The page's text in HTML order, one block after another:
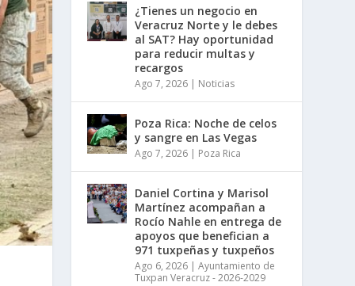
¿Tienes un negocio en
Veracruz Norte y le debes
al SAT? Hay oportunidad
para reducir multas y
recargos
Ago 7, 2026 | Noticias
Poza Rica: Noche de celos
y sangre en Las Vegas
Ago 7, 2026 | Poza Rica
Daniel Cortina y Marisol
Martínez acompañan a
Rocío Nahle en entrega de
apoyos que benefician a
971 tuxpeñas y tuxpeños
Ago 6, 2026 |Ayuntamiento de
Tuxpan Veracruz - 2026-2029